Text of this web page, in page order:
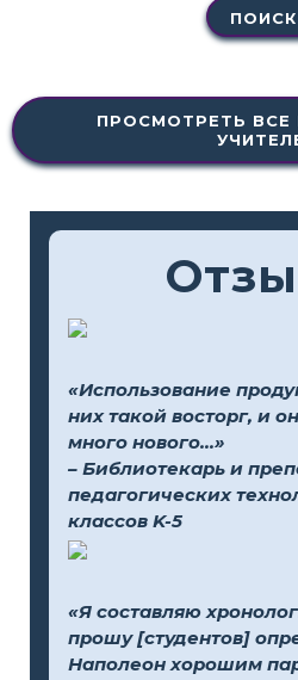
ПОИСК
ПРОСМОТРЕТЬ ВСЕ
«Использование
них такой восторг, и
много нового...»
– Библиотекарь и
педагогических
классов K-5
«Я составляю
прошу [студентов]
Наполеон хорошим